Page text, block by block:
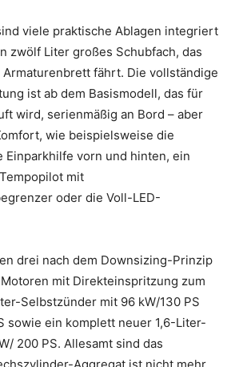
viele praktische Ablagen integriert
zwölf Liter großes Schubfach, das
fährt. Die vollständige
ist ab dem Basismodell, das für
wird, serienmäßig an Bord – aber
wie beispielsweise die
Einparkhilfe vorn und hinten, ein
mit
oder die Voll-LED-
drei nach dem Downsizing-Prinzip
mit Direkteinspritzung zum
Selbstzünder mit 96 kW/130 PS
sowie ein komplett neuer 1,6-Liter-
200 PS. Allesamt sind das